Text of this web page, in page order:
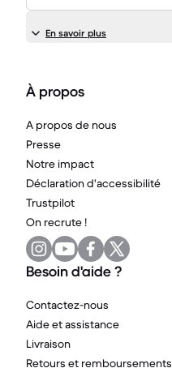
En savoir plus
À propos
A propos de nous
Presse
Notre impact
Déclaration d'accessibilité
Trustpilot
On recrute !
Besoin d'aide ?
Contactez-nous
Aide et assistance
Livraison
Retours et remboursements